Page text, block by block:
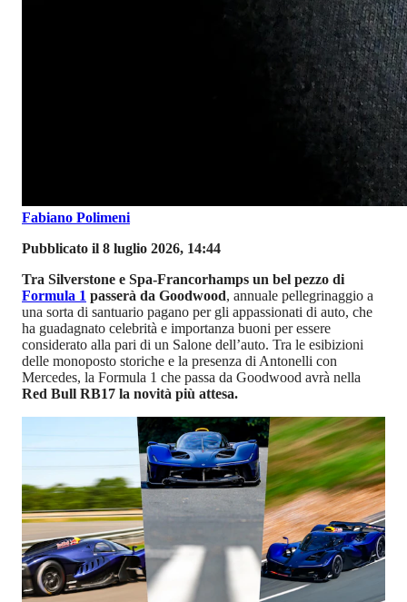
Fabiano Polimeni
Pubblicato il 8 luglio 2026, 14:44
Tra Silverstone e Spa-Francorhamps un bel pezzo di
Formula 1 passerà da Goodwood, annuale pellegrinaggio a
una sorta di santuario pagano per gli appassionati di auto, che
ha guadagnato celebrità e importanza buoni per essere
considerato alla pari di un Salone dell’auto. Tra le esibizioni
delle monoposto storiche e la presenza di Antonelli con
Mercedes, la Formula 1 che passa da Goodwood avrà nella
Red Bull RB17 la novità più attesa.